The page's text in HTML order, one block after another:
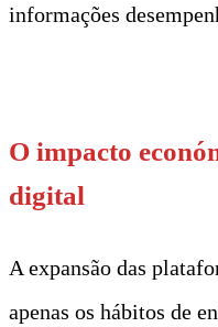
informações
O impacto
digital
A expansão das
apenas os hábitos de